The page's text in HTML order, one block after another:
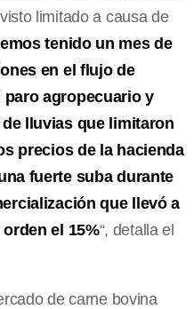
limitado a causa de
tenido un mes de
en el flujo de
agropecuario y
lluvias que limitaron
precios de la hacienda
fuerte suba durante
que llevó a
el 15%“, detalla el
de carne bovina